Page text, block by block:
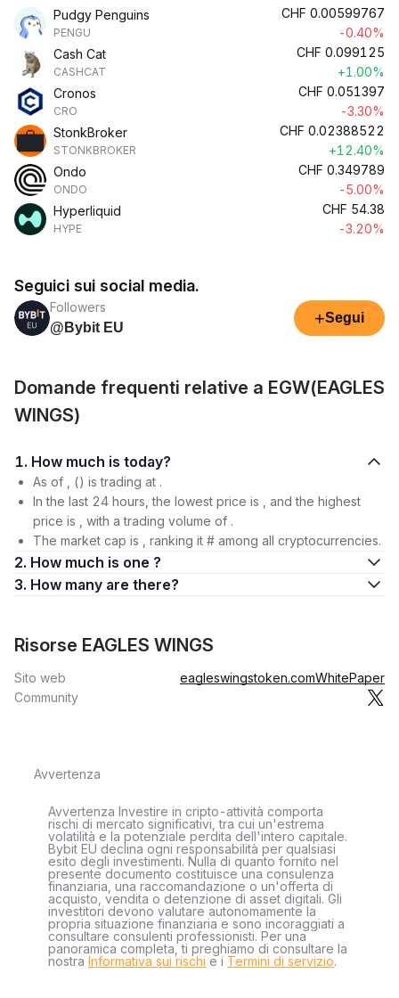
Pudgy Penguins
PENGU
CHF 0.00599767
-0.40%
Cash Cat
CASHCAT
CHF 0.099125
+1.00%
Cronos
CRO
CHF 0.051397
-3.30%
StonkBroker
STONKBROKER
CHF 0.02388522
+12.40%
Ondo
ONDO
CHF 0.349789
-5.00%
Hyperliquid
HYPE
CHF 54.38
-3.20%
Seguici sui social media.
Followers
@Bybit EU
+Segui
Domande frequenti relative a EGW(EAGLES
WINGS)
1. How much is today?
As of , () is trading at .
In the last 24 hours, the lowest price is , and the highest
price is , with a trading volume of .
The market cap is , ranking it # among all cryptocurrencies.
2. How much is one ?
3. How many are there?
Risorse EAGLES WINGS
Sito web eagleswingstoken.comWhitePaper
Community
Avvertenza
Avvertenza Investire in cripto-attività comporta
rischi di mercato significativi, tra cui un'estrema
volatilità e la potenziale perdita dell'intero capitale.
Bybit EU declina ogni responsabilità per qualsiasi
esito degli investimenti. Nulla di quanto fornito nel
presente documento costituisce una consulenza
finanziaria, una raccomandazione o un'offerta di
acquisto, vendita o detenzione di asset digitali. Gli
investitori devono valutare autonomamente la
propria situazione finanziaria e sono incoraggiati a
consultare consulenti professionisti. Per una
panoramica completa, ti preghiamo di consultare la
nostra Informativa sui rischi e i Termini di servizio.